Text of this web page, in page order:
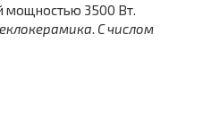
мощностью 3500 Вт.
. С числом